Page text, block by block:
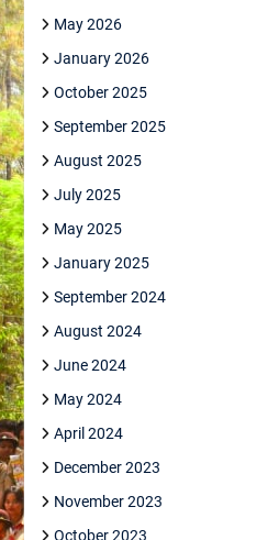
May 2026
January 2026
October 2025
September 2025
August 2025
July 2025
May 2025
January 2025
September 2024
August 2024
June 2024
May 2024
April 2024
December 2023
November 2023
October 2023